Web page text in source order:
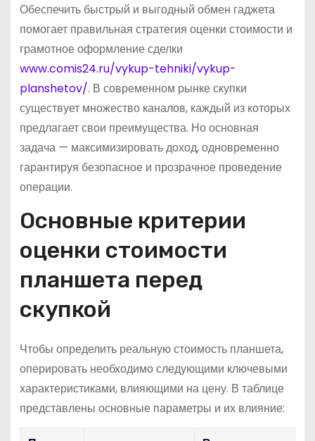
Обеспечить быстрый и выгодный обмен гаджета
помогает правильная стратегия оценки стоимости и
грамотное оформление сделки
www.comis24.ru/vykup-tehniki/vykup-
planshetov/. В современном рынке скупки
существует множество каналов, каждый из которых
предлагает свои преимущества. Но основная
задача — максимизировать доход, одновременно
гарантируя безопасное и прозрачное проведение
операции.
Основные критерии
оценки стоимости
планшета перед
скупкой
Чтобы определить реальную стоимость планшета,
оперировать необходимо следующими ключевыми
характеристиками, влияющими на цену. В таблице
представлены основные параметры и их влияние: